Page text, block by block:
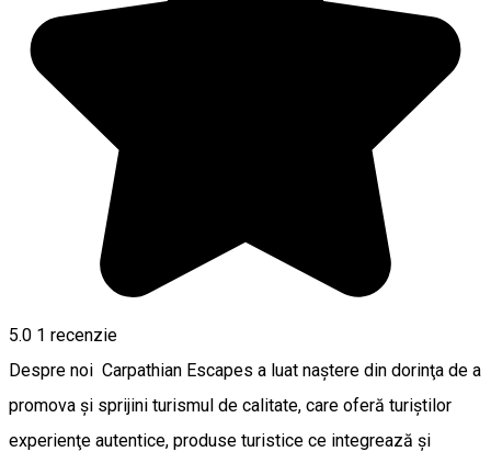
5.0 1 recenzie
Despre noi Carpathian Escapes a luat naştere din dorinţa de a
promova şi sprijini turismul de calitate, care oferă turiştilor
experienţe autentice, produse turistice ce integrează şi